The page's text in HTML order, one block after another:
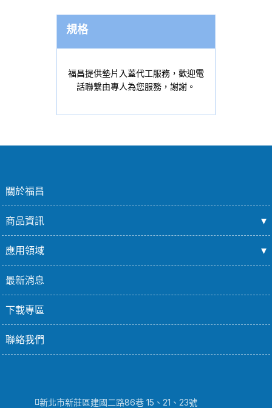
規格
福昌提供墊片入蓋代工服務，歡迎電
話聯繫由專人為您服務，謝謝。
關於福昌
商品資訊
應用領域
最新消息
下載專區
聯絡我們
新北市新莊區建國二路86巷 15、21、23號